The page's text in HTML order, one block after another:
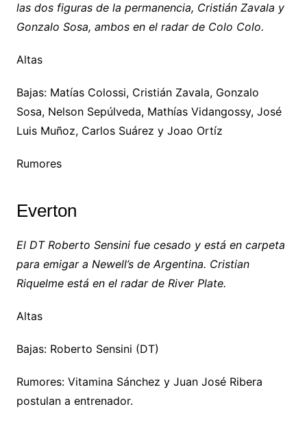
las dos figuras de la permanencia, Cristián Zavala y
Gonzalo Sosa, ambos en el radar de Colo Colo.
Altas
Bajas: Matías Colossi, Cristián Zavala, Gonzalo
Sosa, Nelson Sepúlveda, Mathías Vidangossy, José
Luis Muñoz, Carlos Suárez y Joao Ortíz
Rumores
Everton
El DT Roberto Sensini fue cesado y está en carpeta
para emigar a Newell’s de Argentina. Cristian
Riquelme está en el radar de River Plate.
Altas
Bajas: Roberto Sensini (DT)
Rumores: Vitamina Sánchez y Juan José Ribera
postulan a entrenador.